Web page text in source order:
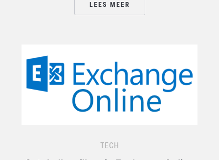
LEES MEER
TECH